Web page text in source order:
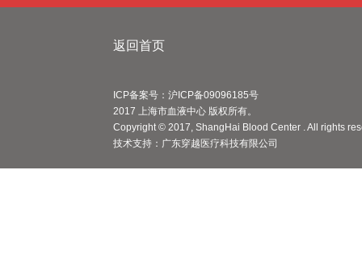
返回首页
ICP备案号：沪ICP备09096185号
2017 上海市血液中心 版权所有。
Copyright © 2017, ShangHai Blood Center . All rights
技术支持： 广东穿越医疗科技有限公司